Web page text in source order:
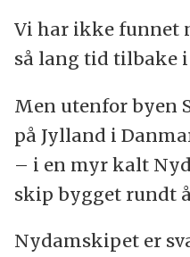
Vi har ikke funnet
så lang tid tilbake i
Men utenfor byen
på Jylland i
– i en myr kalt
skip bygget rundt
Nydamskipet er